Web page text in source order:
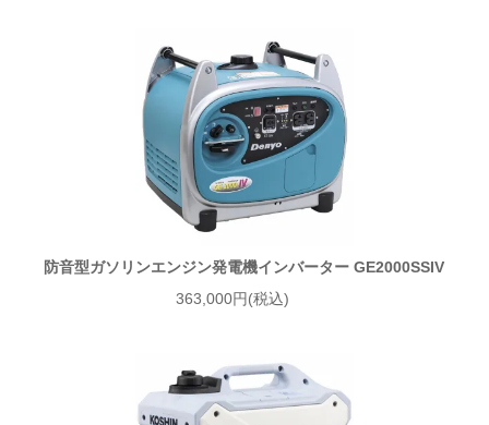
防音型ガソリンエンジン発電機インバーター GE2000SSIV
363,000円(税込)